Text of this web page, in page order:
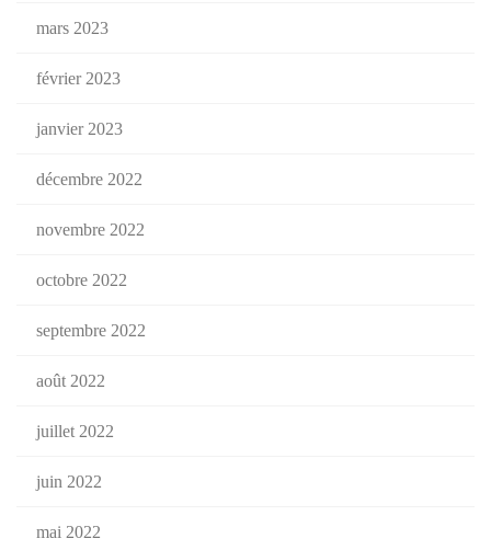
mars 2023
février 2023
janvier 2023
décembre 2022
novembre 2022
octobre 2022
septembre 2022
août 2022
juillet 2022
juin 2022
mai 2022